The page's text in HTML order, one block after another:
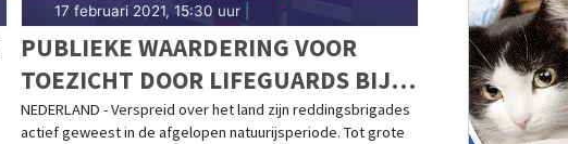
17 februari 2021, 15:30 uur|
PUBLIEKE WAARDERING VOOR
TOEZICHT DOOR LIFEGUARDS BIJ
GEVAARLIJKE IJSCONDITIES
NEDERLAND - Verspreid over het land zijn reddingsbrigades
actief geweest in de afgelopen natuurijsperiode. Tot grote